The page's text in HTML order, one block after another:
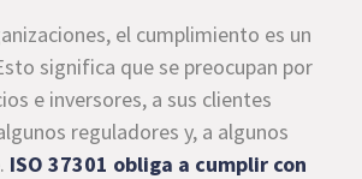
el cumplimiento es un
significa que se preocupan por
e inversores, a sus clientes
reguladores y, a algunos
ISO 37301 obliga a cumplir con